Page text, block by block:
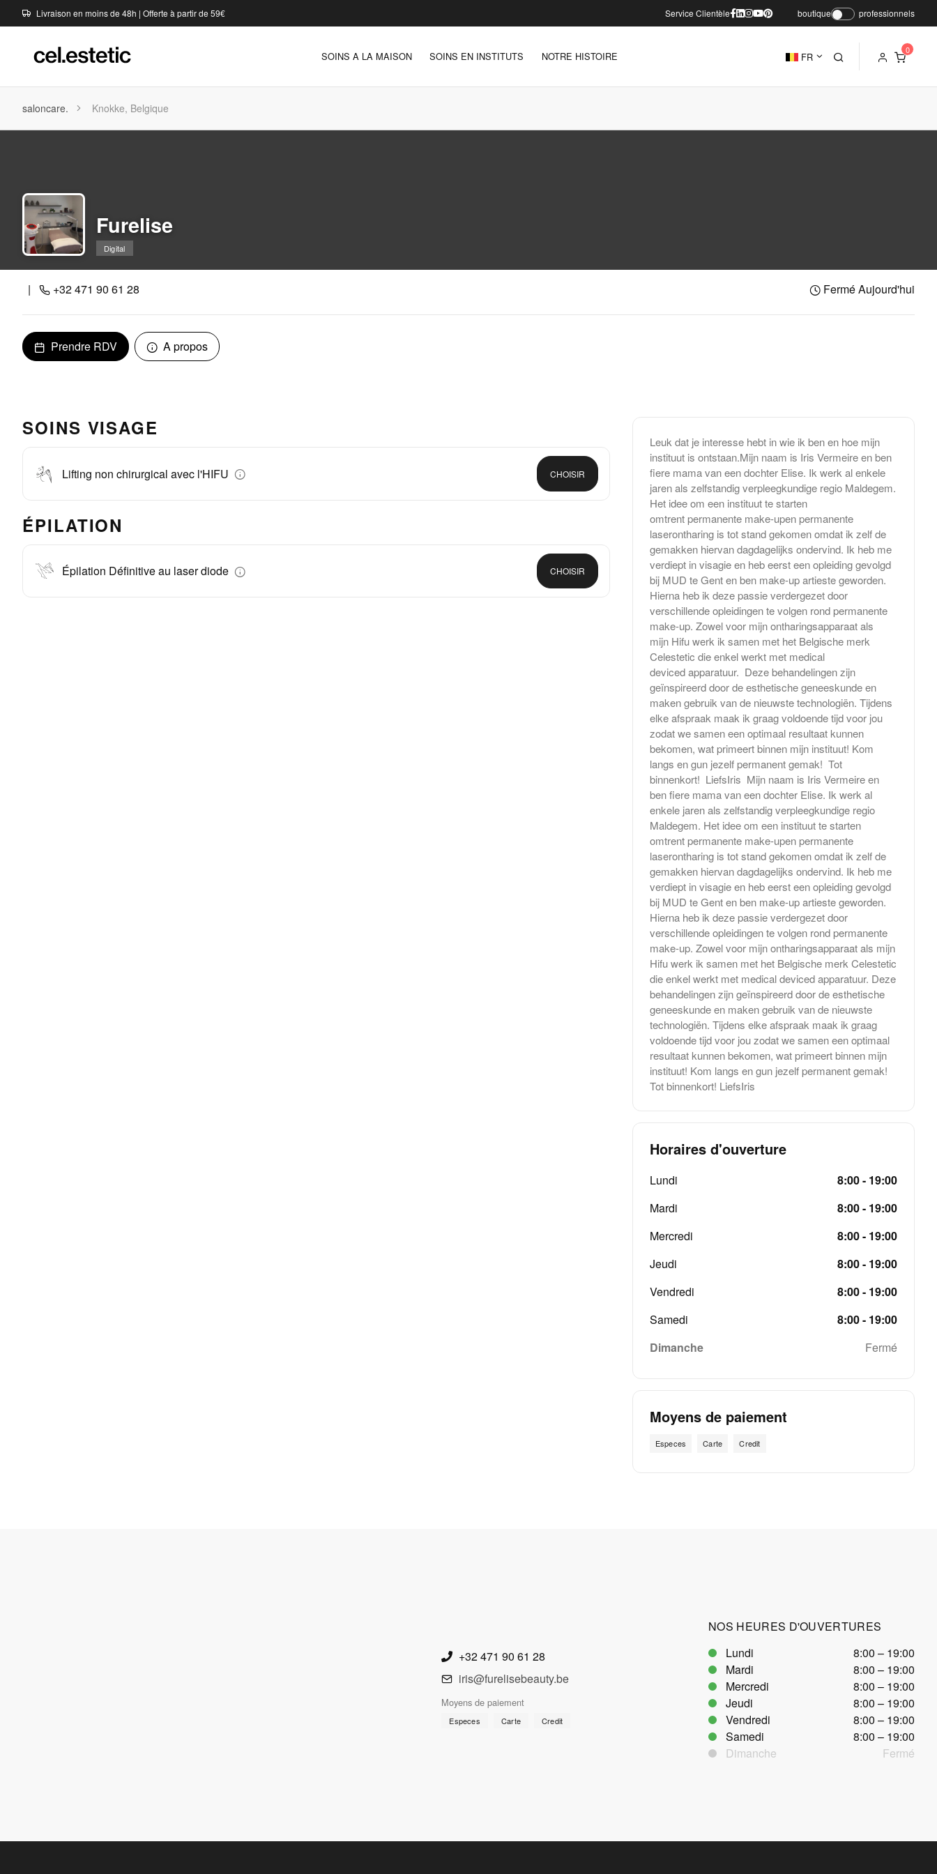
Livraison en moins de 48h | Offerte à partir de 59€ Service Clientèle boutique professionnels
SOINS A LA MAISON SOINS EN INSTITUTS NOTRE HISTOIRE FR
saloncare. Knokke, Belgique
Furelise
Digital
| +32 471 90 61 28 Fermé Aujourd'hui
Prendre RDV A propos
SOINS VISAGE
Lifting non chirurgical avec l'HIFU CHOISIR
ÉPILATION
Épilation Définitive au laser diode CHOISIR
Leuk dat je interesse hebt in wie ik ben en hoe mijn
instituut is ontstaan.Mijn naam is Iris Vermeire en ben
fiere mama van een dochter Elise. Ik werk al enkele
jaren als zelfstandig verpleegkundige regio Maldegem.
Het idee om een instituut te starten
omtrent permanente make-upen permanente
laserontharing is tot stand gekomen omdat ik zelf de
gemakken hiervan dagdagelijks ondervind. Ik heb me
verdiept in visagie en heb eerst een opleiding gevolgd
bij MUD te Gent en ben make-up artieste geworden.
Hierna heb ik deze passie verdergezet door
verschillende opleidingen te volgen rond permanente
make-up. Zowel voor mijn ontharingsapparaat als
mijn Hifu werk ik samen met het Belgische merk
Celestetic die enkel werkt met medical
deviced apparatuur. Deze behandelingen zijn
geïnspireerd door de esthetische geneeskunde en
maken gebruik van de nieuwste technologiën. Tijdens
elke afspraak maak ik graag voldoende tijd voor jou
zodat we samen een optimaal resultaat kunnen
bekomen, wat primeert binnen mijn instituut! Kom
langs en gun jezelf permanent gemak! Tot
binnenkort! LiefsIris Mijn naam is Iris Vermeire en
ben fiere mama van een dochter Elise. Ik werk al
enkele jaren als zelfstandig verpleegkundige regio
Maldegem. Het idee om een instituut te starten
omtrent permanente make-upen permanente
laserontharing is tot stand gekomen omdat ik zelf de
gemakken hiervan dagdagelijks ondervind. Ik heb me
verdiept in visagie en heb eerst een opleiding gevolgd
bij MUD te Gent en ben make-up artieste geworden.
Hierna heb ik deze passie verdergezet door
verschillende opleidingen te volgen rond permanente
make-up. Zowel voor mijn ontharingsapparaat als mijn
Hifu werk ik samen met het Belgische merk Celestetic
die enkel werkt met medical deviced apparatuur. Deze
behandelingen zijn geïnspireerd door de esthetische
geneeskunde en maken gebruik van de nieuwste
technologiën. Tijdens elke afspraak maak ik graag
voldoende tijd voor jou zodat we samen een optimaal
resultaat kunnen bekomen, wat primeert binnen mijn
instituut! Kom langs en gun jezelf permanent gemak!
Tot binnenkort! LiefsIris
Horaires d'ouverture
Lundi
8:00 - 19:00
Mardi
8:00 - 19:00
Mercredi
8:00 - 19:00
Jeudi
8:00 - 19:00
Vendredi
8:00 - 19:00
Samedi
8:00 - 19:00
Dimanche
Fermé
Moyens de paiement
Especes Carte Credit
+32 471 90 61 28
iris@furelisebeauty.be
Moyens de paiement
Especes Carte Credit
NOS HEURES D'OUVERTURES
Lundi
8:00 – 19:00
Mardi
8:00 – 19:00
Mercredi
8:00 – 19:00
Jeudi
8:00 – 19:00
Vendredi
8:00 – 19:00
Samedi
8:00 – 19:00
Dimanche
Fermé